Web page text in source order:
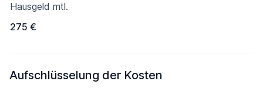
Hausgeld mtl.
275 €
Aufschlüsselung der Kosten